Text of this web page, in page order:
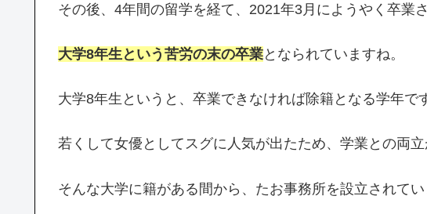
その後、4年間の留学を経て、2021年3月にようやく卒業
大学8年生という苦労の末の卒業となられていますね。
大学8年生というと、卒業できなければ除籍となる学年で
若くして女優としてスグに人気が出たため、学業との両
そんな大学に籍がある間から、たお事務所を設立されてい